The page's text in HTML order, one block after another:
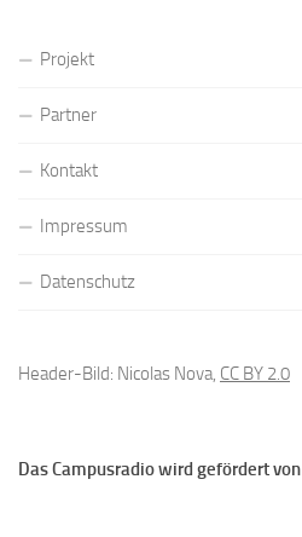
Projekt
Partner
Kontakt
Impressum
Datenschutz
Header-Bild: Nicolas Nova, CC BY 2.0
Das Campusradio wird gefördert von